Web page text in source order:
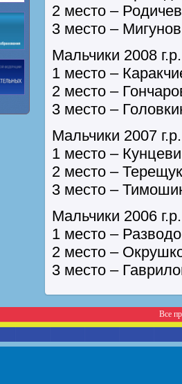
2 место –
3 место –
Мальчики 2008
1 место –
2 место –
3 место –
Мальчики 2007
1 место –
2 место –
3 место –
Мальчики 2006
1 место –
2 место –
3 место –
Все